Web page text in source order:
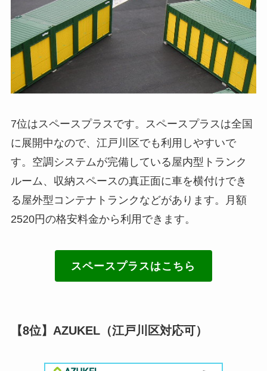
7位はスペースプラスです。スペースプラスは全国
に展開中なので、江戸川区でも利用しやすいで
す。空調システムが完備している屋内型トランク
ルーム、収納スペースの真正面に車を横付けでき
る屋外型コンテナトランクなどがあります。月額
2520円の格安料金から利用できます。
スペースプラスはこちら
【8位】AZUKEL（江戸川区対応可）